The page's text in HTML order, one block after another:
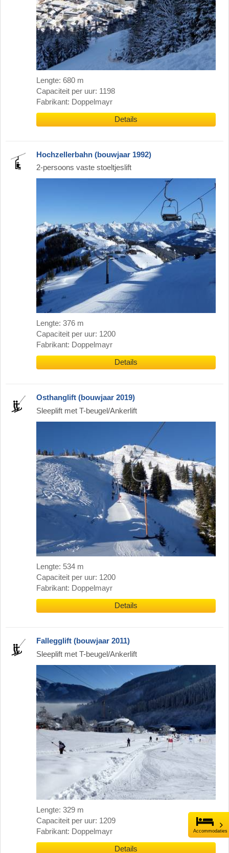
Accommodaties
Lengte: 680 m
Capaciteit per uur: 1198
Fabrikant: Doppelmayr
Details
Hochzellerbahn (bouwjaar 1992)
2-persoons vaste stoeltjeslift
Lengte: 376 m
Capaciteit per uur: 1200
Fabrikant: Doppelmayr
Details
Osthanglift (bouwjaar 2019)
Sleeplift met T-beugel/Ankerlift
Lengte: 534 m
Capaciteit per uur: 1200
Fabrikant: Doppelmayr
Details
Fallegglift (bouwjaar 2011)
Sleeplift met T-beugel/Ankerlift
Lengte: 329 m
Capaciteit per uur: 1209
Fabrikant: Doppelmayr
Details